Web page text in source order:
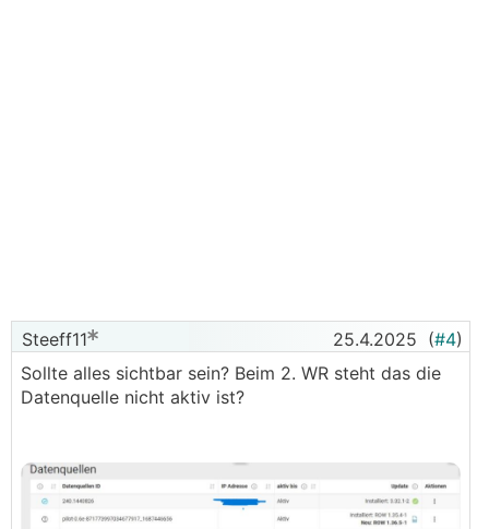
Steeff11 25.4.2025 (#4)
Sollte alles sichtbar sein? Beim 2. WR steht das die
Datenquelle nicht aktiv ist?